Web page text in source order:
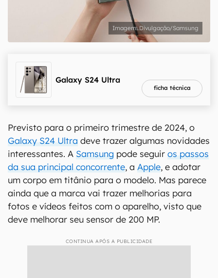
Divulgação/Samsung
Galaxy S24 Ultra
ficha técnica
Previsto para o primeiro trimestre de 2024, o
Galaxy S24 Ultra deve trazer algumas novidades
interessantes. A Samsung pode seguir os passos
da sua principal concorrente, a Apple, e adotar
um corpo em titânio para o modelo. Mas parece
ainda que a marca vai trazer melhorias para
fotos e vídeos feitos com o aparelho, visto que
deve melhorar seu sensor de 200 MP.
CONTINUA APÓS A PUBLICIDADE